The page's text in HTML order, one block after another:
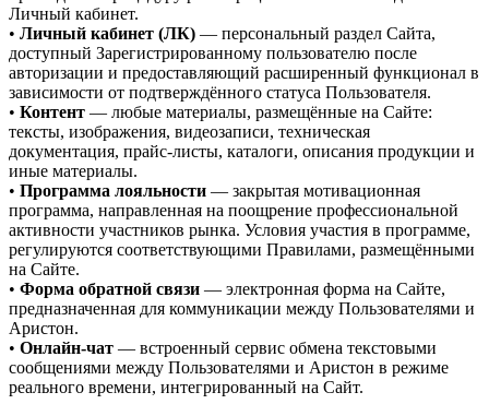
Личный кабинет.
• Личный кабинет (ЛК) — персональный раздел Сайта,
доступный Зарегистрированному пользователю после
авторизации и предоставляющий расширенный функционал в
зависимости от подтверждённого статуса Пользователя.
• Контент — любые материалы, размещённые на Сайте:
тексты, изображения, видеозаписи, техническая
документация, прайс-листы, каталоги, описания продукции и
иные материалы.
• Программа лояльности — закрытая мотивационная
программа, направленная на поощрение профессиональной
активности участников рынка. Условия участия в программе,
регулируются соответствующими Правилами, размещёнными
на Сайте.
• Форма обратной связи — электронная форма на Сайте,
предназначенная для коммуникации между Пользователями и
Аристон.
• Онлайн-чат — встроенный сервис обмена текстовыми
сообщениями между Пользователями и Аристон в режиме
реального времени, интегрированный на Сайт.